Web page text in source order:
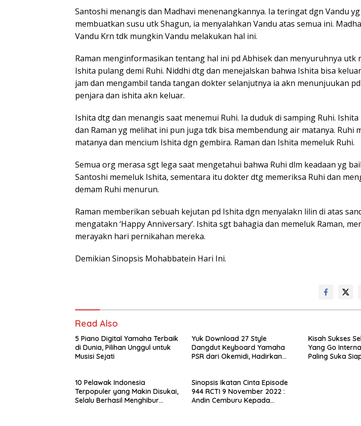
Santoshi menangis dan Madhavi menenangkannya. Ia teringat dgn Vandu
membuatkan susu utk Shagun, ia menyalahkan Vandu atas semua ini.
Vandu Krn tdk mungkin Vandu melakukan hal ini.
Raman menginformasikan tentang hal ini pd Abhisek dan menyuruhnya utk
Ishita pulang demi Ruhi. Niddhi dtg dan menejalskan bahwa Ishita bisa
jam dan mengambil tanda tangan dokter selanjutnya ia akn menunjuukan
penjara dan ishita akn keluar.
Ishita dtg dan menangis saat menemui Ruhi. Ia duduk di samping Ruhi.
dan Raman yg melihat ini pun juga tdk bisa membendung air matanya. Ruhi
matanya dan mencium Ishita dgn gembira. Raman dan Ishita memeluk Ruhi.
Semua org merasa sgt lega saat mengetahui bahwa Ruhi dlm keadaan yg
Santoshi memeluk Ishita, sementara itu dokter dtg memeriksa Ruhi dan
demam Ruhi menurun.
Raman memberikan sebuah kejutan pd Ishita dgn menyalakn lilin di atas
mengatakn ‘Happy Anniversary’. Ishita sgt bahagia dan memeluk Raman,
merayakn hari pernikahan mereka.
Demikian Sinopsis Mohabbatein Hari Ini.
Read Also
5 Piano Digital Yamaha Terbaik
di Dunia, Pilihan Unggul untuk
Musisi Sejati
Yuk Download 27 Style
Dangdut Keyboard Yamaha
PSR dari Okemidi, Hadirkan
Kisah Sukses
Yang Go
Paling Suka
10 Pelawak Indonesia
Terpopuler yang Makin Disukai,
Selalu Berhasil Menghibur
Sinopsis Ikatan Cinta Episode
944 RCTI 9 November 2022 :
Andin Cemburu Kepada